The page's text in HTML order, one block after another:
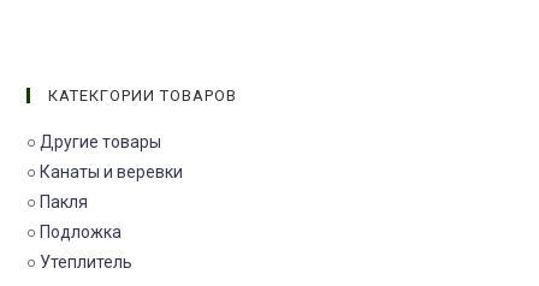
КАТЕКГОРИИ ТОВАРОВ
○ Другие товары
○ Канаты и веревки
○ Пакля
○ Подложка
○ Утеплитель